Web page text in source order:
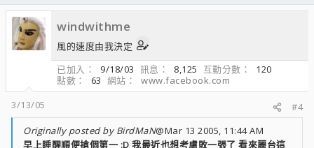
windwithme
風的速度由我決定
已加入
9/18/03 訊息 8,125 互動分數
120
點數
63 網站
www.facebook.com
3/13/05
#4
Originally posted by BirdMaN@Mar 13 2005, 11:44 AM
早上睡醒順便搶個第一 :D 我最近也想考慮敗一張了 看來麗台這